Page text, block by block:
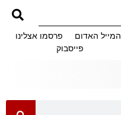
המייל האדום
פרסמו אצלינו
פייסבוק